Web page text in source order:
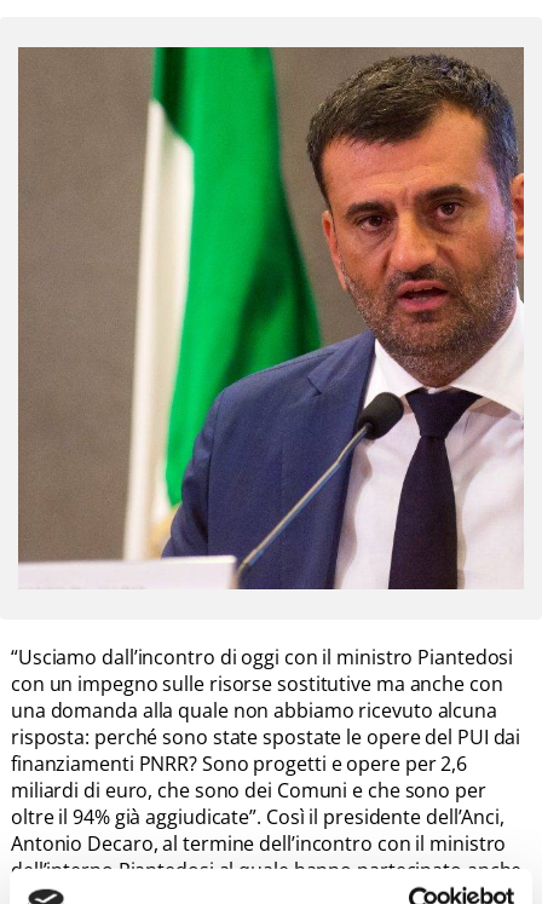
“Usciamo dall’incontro di oggi con il ministro Piantedosi
con un impegno sulle risorse sostitutive ma anche con
una domanda alla quale non abbiamo ricevuto alcuna
risposta: perché sono state spostate le opere del PUI dai
finanziamenti PNRR? Sono progetti e opere per 2,6
miliardi di euro, che sono dei Comuni e che sono per
oltre il 94% già aggiudicate”. Così il presidente dell’Anci,
Antonio Decaro, al termine dell’incontro con il ministro
dell’interno Piantedosi al quale hanno partecipato anche
gli altri sindaci delle Città Metropolitane.